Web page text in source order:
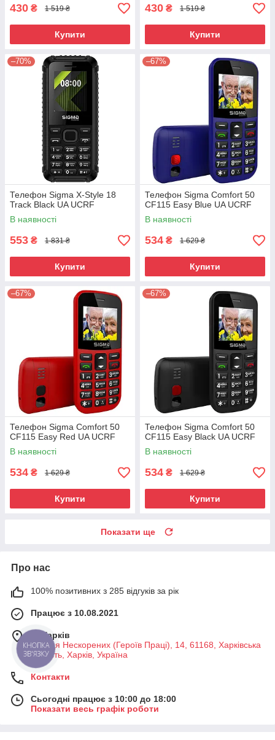
430 ₴ 1 519 ₴
Купити
430 ₴ 1 519 ₴
Купити
–70%
Телефон Sigma X-Style 18
Track Black UA UCRF
В наявності
553 ₴ 1 831 ₴
Купити
–67%
Телефон Sigma Comfort 50
CF115 Easy Blue UA UCRF
В наявності
534 ₴ 1 629 ₴
Купити
–67%
Телефон Sigma Comfort 50
CF115 Easy Red UA UCRF
В наявності
534 ₴ 1 629 ₴
Купити
–67%
Телефон Sigma Comfort 50
CF115 Easy Black UA UCRF
В наявності
534 ₴ 1 629 ₴
Купити
Показати ще
Про нас
100% позитивних з 285 відгуків за рік
Працює з 10.08.2021
м. Харків
Вулиця Нескорених (Героїв Праці), 14, 61168, Харківська
область, Харків, Україна
Контакти
Сьогодні працює з 10:00 до 18:00
Показати весь графік роботи